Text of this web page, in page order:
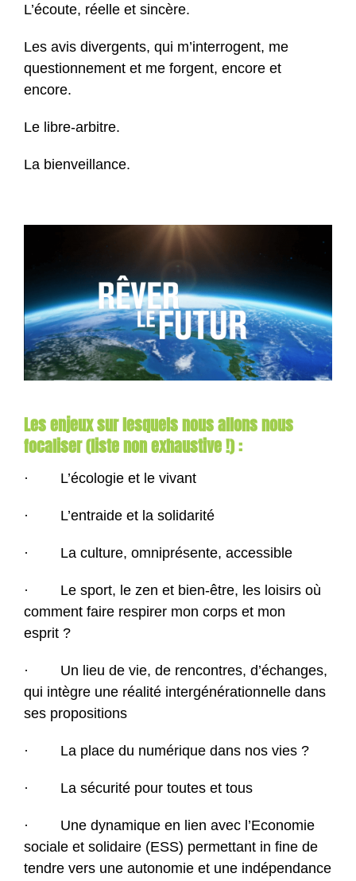
L’écoute, réelle et sincère.
Les avis divergents, qui m’interrogent, me
questionnement et me forgent, encore et
encore.
Le libre-arbitre.
La bienveillance.
Les enjeux sur lesquels nous allons nous
focaliser (liste non exhaustive !) :
· L’écologie et le vivant
· L’entraide et la solidarité
· La culture, omniprésente, accessible
· Le sport, le zen et bien-être, les loisirs où
comment faire respirer mon corps et mon
esprit ?
· Un lieu de vie, de rencontres, d’échanges,
qui intègre une réalité intergénérationnelle dans
ses propositions
· La place du numérique dans nos vies ?
· La sécurité pour toutes et tous
· Une dynamique en lien avec l’Economie
sociale et solidaire (ESS) permettant in fine de
tendre vers une autonomie et une indépendance